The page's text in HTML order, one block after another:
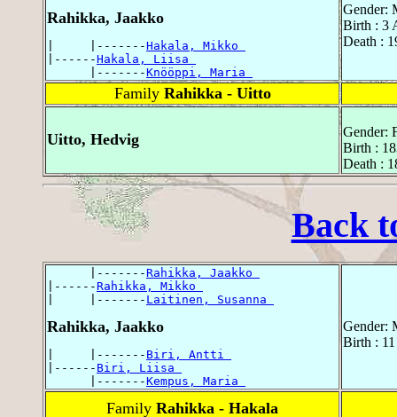
Rahikka, Jaakko
|     |-------Hakala, Mikko
|------Hakala, Liisa
      |-------
Knööppi, Maria
Gender:
Birth : 3
Death :
Family Rahikka - Uitto
Uitto, Hedvig
Gender:
Birth :
Death :
Back
      |-------
Rahikka, Jaakko
|------Rahikka, Mikko
|     |------- Laitinen, Susanna
Rahikka, Jaakko
|     |------- Biri, Antti
|------ Biri, Liisa
      |-------
Kempus, Maria
Gender:
Birth :
Family Rahikka - Hakala